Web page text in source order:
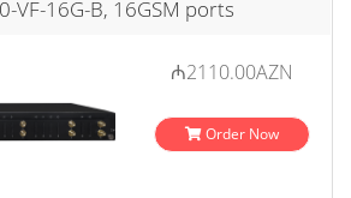
VF-16G-B, 16GSM ports
₼2110.00AZN
Order Now